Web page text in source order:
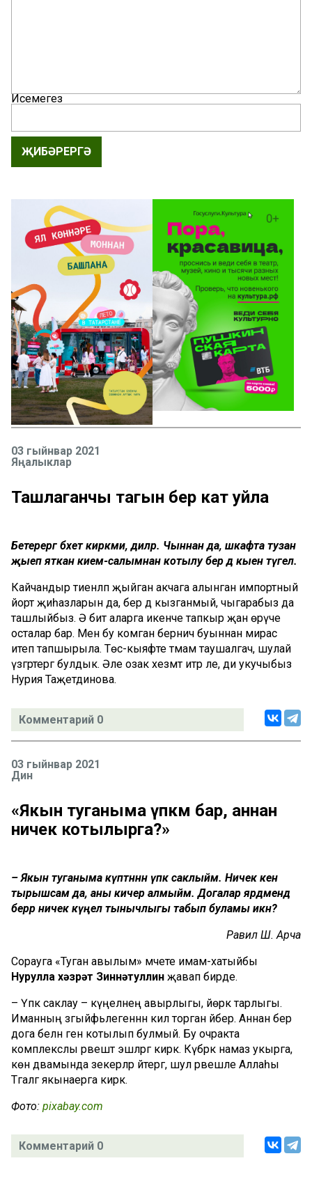
Исемегез
ҖИБӘРЕРГӘ
03 гыйнвар 2021
Яңалыклар
Ташлаганчы тагын бер кат уйла
Бетерергә бәхет кирәкми, диләр. Чыннан да, шкафта тузан
җыеп яткан кием-салымнан котылу бер дә кыен түгел.
Кайчандыр тиенләп җыйган акчага алынган импортный
йорт җиһазларын да, бер дә кызганмый, чыгарабыз да
ташлыйбыз. Ә бит аларга икенче тапкыр җан өрүче
осталар бар. Менә бу комган берничә буыннан мирас
итеп тапшырыла. Төс-кыяфәте тәмам таушалгач, шулай
үзгәртергә булдык. Әле озак хезмәт итәр әле, ди укучыбыз
Нурия Таҗетдинова.
Комментарий 0
03 гыйнвар 2021
Дин
«Якын туганыма үпкәм бар, аннан
ничек котылырга?»
– Якын туганыма күптәннән үпкә саклыйм. Ничек кенә
тырышсам да, аны кичерә алмыйм. Догалар ярдәмендә
берәр ничек күңел тынычлыгы табып буламы икән?
Равилә Ш. Арча
Сорауга «Туган авылым» мәчете имам-хатыйбы
Нурулла хәзрәт Зиннәтуллин җавап бирде.
– Үпкә саклау – күңелнең авырлыгы, йөрәк тарлыгы.
Иманның зәгыйфьлегеннән килә торган әйбер. Аннан бер
дога белән генә котылып булмый. Бу очракта
комплекслы рәвештә эшләргә кирәк. Күбрәк намаз укырга,
көн дәвамында зекерләр әйтергә, шул рәвешле Аллаһы
Тәгаләгә якынаерга кирәк.
Фото: pixabay.com
Комментарий 0